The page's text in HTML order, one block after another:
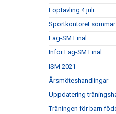
Löptävling 4 juli
Sportkontoret
Lag-SM Final
Inför Lag-SM Final
ISM 2021
Årsmöteshandlingar
Uppdatering
Träningen för barn